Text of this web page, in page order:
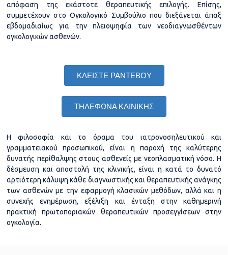
απόφαση της εκάστοτε θεραπευτικής επιλογής. Επίσης,
συμμετέχουν στο Ογκολογικό Συμβούλιο που διεξάγεται άπαξ
εβδομαδιαίως για την πλειοψηφία των νεοδιαγνωσθέντων
ογκολογικών ασθενών.
ΚΛΕΙΣΤΕ ΡΑΝΤΕΒΟΥ
ΤΗΛΕΦΩΝΑ ΚΛΙΝΙΚΗΣ
Η φιλοσοφία και το όραμα του ιατρονοσηλευτικού και
γραμματειακού προσωπικού, είναι η παροχή της καλύτερης
δυνατής περίθαλψης στους ασθενείς με νεοπλασματική νόσο. Η
δέσμευση και αποστολή της κλινικής, είναι η κατά το δυνατό
αρτιότερη κάλυψη κάθε διαγνωστικής και θεραπευτικής ανάγκης
των ασθενών με την εφαρμογή κλασικών μεθόδων, αλλά και η
συνεχής ενημέρωση, εξέλιξη και ένταξη στην καθημερινή
πρακτική πρωτοποριακών θεραπευτικών προσεγγίσεων στην
ογκολογία.